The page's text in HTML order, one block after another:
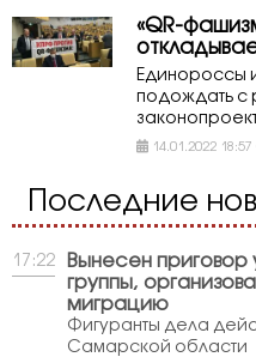
«QR-
Единороссы
подождать с
14.01.2022 18:57
Последние
17:22
Вынесен приговор
группы,
миграцию
Фигуранты дела
Самарской области